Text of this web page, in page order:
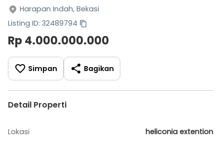
Harapan Indah, Bekasi
Listing ID: 32489794
Rp 4.000.000.000
Simpan Bagikan
Detail Properti
Lokasi heliconia extention